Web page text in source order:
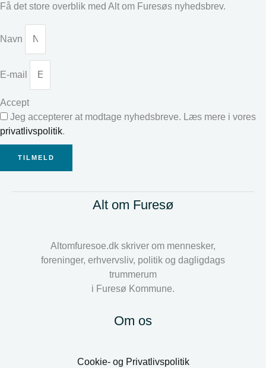
Få det store overblik med Alt om Furesøs nyhedsbrev.
Navn
E-mail
Accept
Jeg accepterer at modtage nyhedsbreve. Læs mere i vores
privatlivspolitik.
TILMELD
Alt om Furesø
Altomfuresoe.dk skriver om mennesker,
foreninger, erhvervsliv, politik og dagligdags
trummerum
i Furesø Kommune.
Om os
Cookie- og Privatlivspolitik